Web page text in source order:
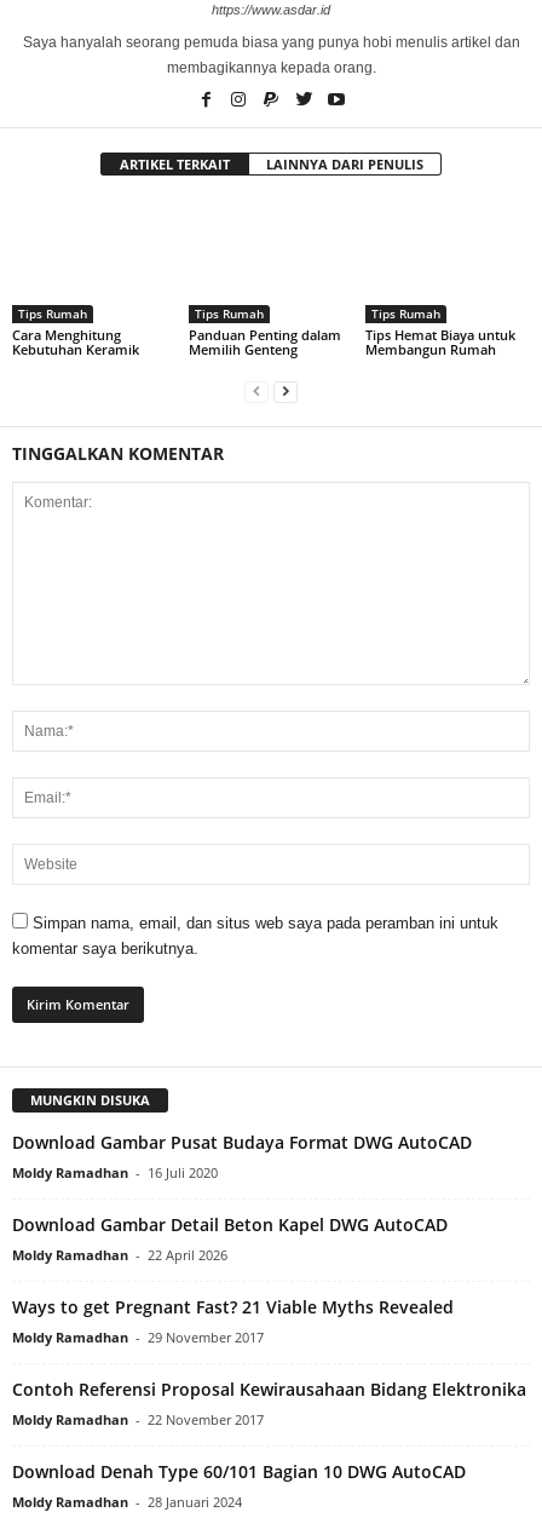
https://www.asdar.id
Saya hanyalah seorang pemuda biasa yang punya hobi menulis artikel dan
membagikannya kepada orang.
ARTIKEL TERKAIT LAINNYA DARI PENULIS
Tips Rumah
Cara Menghitung
Kebutuhan Keramik
Tips Rumah
Panduan Penting dalam
Memilih Genteng
Tips Rumah
Tips Hemat Biaya untuk
Membangun Rumah
TINGGALKAN KOMENTAR
Simpan nama, email, dan situs web saya pada peramban ini untuk
komentar saya berikutnya.
MUNGKIN DISUKA
Download Gambar Pusat Budaya Format DWG AutoCAD
Moldy Ramadhan - 16 Juli 2020
Download Gambar Detail Beton Kapel DWG AutoCAD
Moldy Ramadhan - 22 April 2026
Ways to get Pregnant Fast? 21 Viable Myths Revealed
Moldy Ramadhan - 29 November 2017
Contoh Referensi Proposal Kewirausahaan Bidang Elektronika
Moldy Ramadhan - 22 November 2017
Download Denah Type 60/101 Bagian 10 DWG AutoCAD
Moldy Ramadhan - 28 Januari 2024